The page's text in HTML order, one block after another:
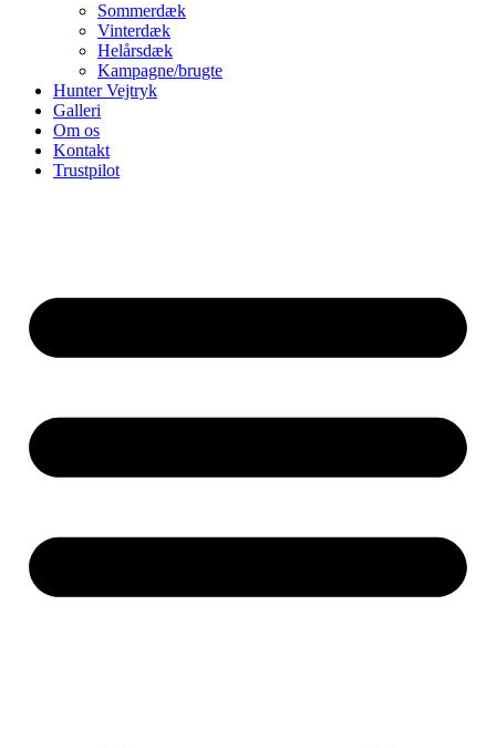
Sommerdæk
Vinterdæk
Helårsdæk
Kampagne/brugte
Hunter Vejtryk
Galleri
Om os
Kontakt
Trustpilot